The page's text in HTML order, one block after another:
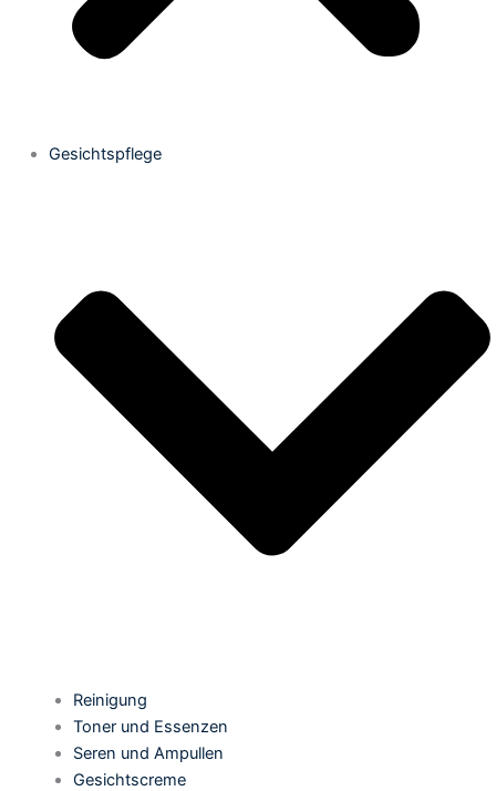
Gesichtspflege
Reinigung
Toner und Essenzen
Seren und Ampullen
Gesichtscreme